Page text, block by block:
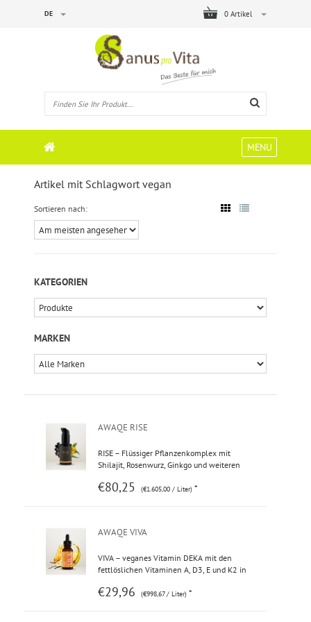
0 Artikel
DE
MENU
Artikel mit Schlagwort vegan
Sortieren nach:
KATEGORIEN
MARKEN
AWAQE RISE
RISE – Flüssiger Pflanzenkomplex mit
Shilajit, Rosenwurz, Ginkgo und weiteren
mit Vitamin B6. Vitamin B6 trägt zu einem
€80,25 (€1.605,00 / Liter) *
AWAQE VIVA
VIVA – veganes Vitamin DEKA mit den
fettlöslichen Vitaminen A, D3, E und K2 in
normalen Funktion des Immunsystems,
€29,96 (€998,67 / Liter) *